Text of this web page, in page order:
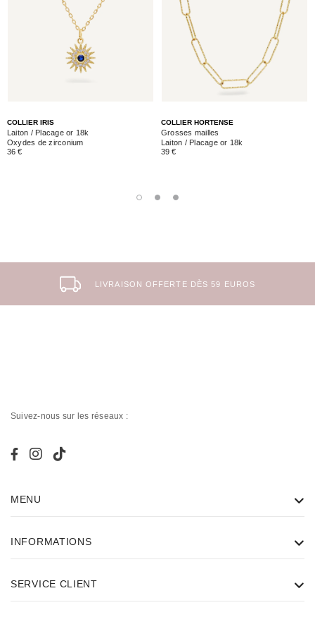
COLLIER IRIS
Laiton / Placage or 18k
Oxydes de zirconium
36 €
COLLIER HORTENSE
Grosses mailles
Laiton / Placage or 18k
39 €
LIVRAISON OFFERTE DÈS 59 EUROS
Suivez-nous sur les réseaux :
MENU
INFORMATIONS
SERVICE CLIENT